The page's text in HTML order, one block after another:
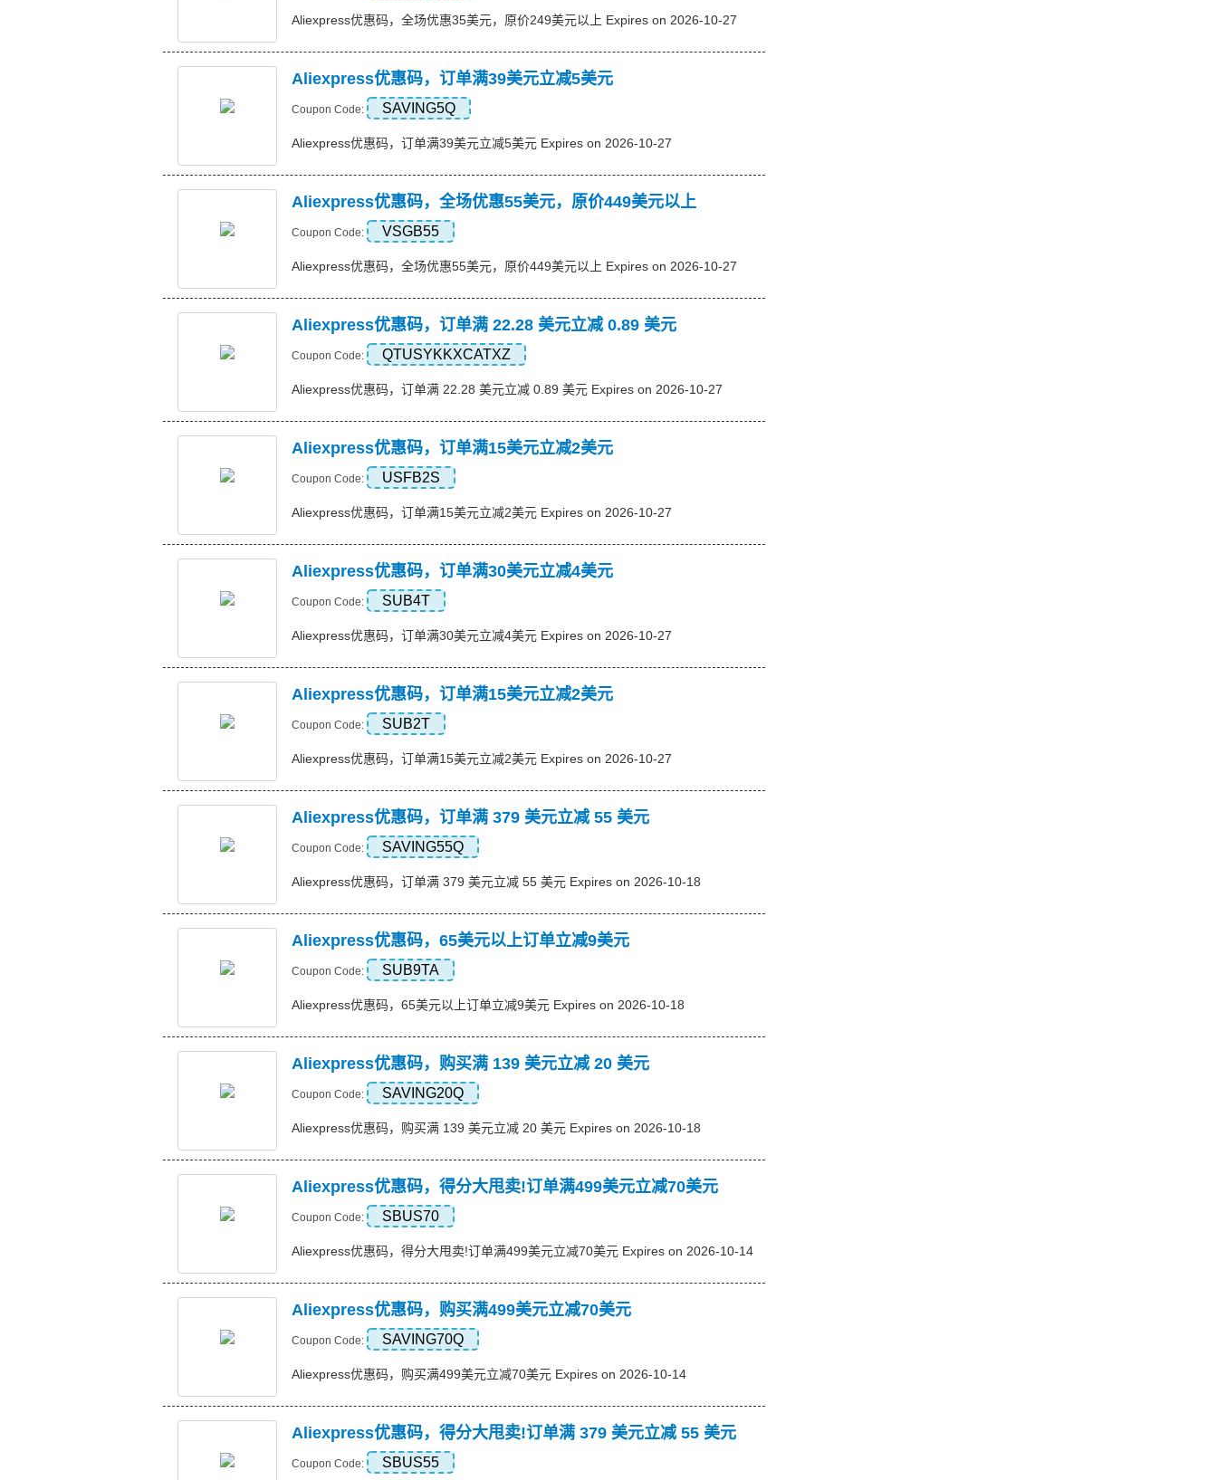
Aliexpress优惠码，全场优惠35美元，原价249美元以上 Expires on 2026-10-27
Aliexpress优惠码，订单满39美元立减5美元
Coupon Code: SAVING5Q
Aliexpress优惠码，订单满39美元立减5美元 Expires on 2026-10-27
Aliexpress优惠码，全场优惠55美元，原价449美元以上
Coupon Code: VSGB55
Aliexpress优惠码，全场优惠55美元，原价449美元以上 Expires on 2026-10-27
Aliexpress优惠码，订单满 22.28 美元立减 0.89 美元
Coupon Code: QTUSYKKXCATXZ
Aliexpress优惠码，订单满 22.28 美元立减 0.89 美元 Expires on 2026-10-27
Aliexpress优惠码，订单满15美元立减2美元
Coupon Code: USFB2S
Aliexpress优惠码，订单满15美元立减2美元 Expires on 2026-10-27
Aliexpress优惠码，订单满30美元立减4美元
Coupon Code: SUB4T
Aliexpress优惠码，订单满30美元立减4美元 Expires on 2026-10-27
Aliexpress优惠码，订单满15美元立减2美元
Coupon Code: SUB2T
Aliexpress优惠码，订单满15美元立减2美元 Expires on 2026-10-27
Aliexpress优惠码，订单满 379 美元立减 55 美元
Coupon Code: SAVING55Q
Aliexpress优惠码，订单满 379 美元立减 55 美元 Expires on 2026-10-18
Aliexpress优惠码，65美元以上订单立减9美元
Coupon Code: SUB9TA
Aliexpress优惠码，65美元以上订单立减9美元 Expires on 2026-10-18
Aliexpress优惠码，购买满 139 美元立减 20 美元
Coupon Code: SAVING20Q
Aliexpress优惠码，购买满 139 美元立减 20 美元 Expires on 2026-10-18
Aliexpress优惠码，得分大甩卖!订单满499美元立减70美元
Coupon Code: SBUS70
Aliexpress优惠码，得分大甩卖!订单满499美元立减70美元 Expires on 2026-10-14
Aliexpress优惠码，购买满499美元立减70美元
Coupon Code: SAVING70Q
Aliexpress优惠码，购买满499美元立减70美元 Expires on 2026-10-14
Aliexpress优惠码，得分大甩卖!订单满 379 美元立减 55 美元
Coupon Code: SBUS55